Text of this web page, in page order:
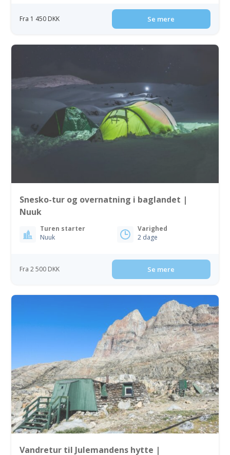
Fra 1 450 DKK Se mere
Snesko-tur og overnatning i baglandet |
Nuuk
Turen starter
Nuuk
Varighed
2 dage
Fra 2 500 DKK Se mere
Vandretur til Julemandens hytte |